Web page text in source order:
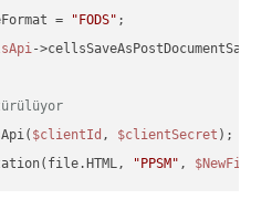
= "FODS"
-
$clientId , $clientSecret
"PPSM" , $NewFile